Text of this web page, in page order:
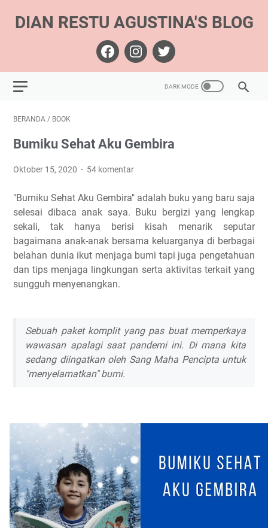
DIAN RESTU AGUSTINA'S BLOG
BERANDA / BOOK
Bumiku Sehat Aku Gembira
Oktober 15, 2020 54 komentar
"Bumiku Sehat Aku Gembira" adalah buku yang baru saja
selesai dibaca anak saya. Buku bergizi yang lengkap
sekali, tak hanya berisi kisah menarik seputar
bagaimana anak-anak bersama keluarganya di berbagai
belahan dunia ikut menjaga bumi tapi juga pengetahuan
dan tips menjaga lingkungan serta aktivitas terkait yang
sungguh menyenangkan.
Sebuah paket komplit yang pas buat memperkaya
wawasan apalagi saat pandemi ini. Di mana kita
sedang diingatkan oleh Sang Maha Pencipta untuk
"menyelamatkan" bumi.